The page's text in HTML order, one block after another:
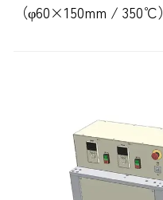
（φ60×150mm / 350℃）